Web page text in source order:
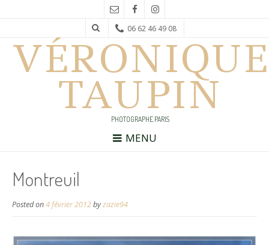
06 62 46 49 08
VÉRONIQUE
TAUPIN
PHOTOGRAPHE PARIS
MENU
Montreuil
Posted on4 février 2012byzazie94